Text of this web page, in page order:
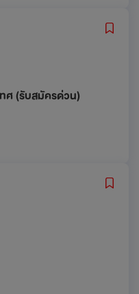
ทศ (รับสมัครด่วน)